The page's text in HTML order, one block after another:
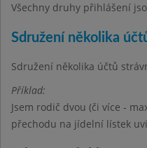
Všechny druhy přihlášení
Sdružení několika
Sdružení několika účtů
Příklad:
Jsem rodič dvou (či více -
přechodu na jídelní lístek